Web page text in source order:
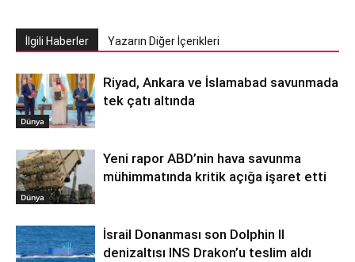
İlgili Haberler Yazarın Diğer İçerikleri
Dünya
Riyad, Ankara ve İslamabad savunmada
tek çatı altında
Dünya
Yeni rapor ABD’nin hava savunma
mühimmatında kritik açığa işaret etti
İsrail Donanması son Dolphin II
denizaltısı INS Drakon’u teslim aldı